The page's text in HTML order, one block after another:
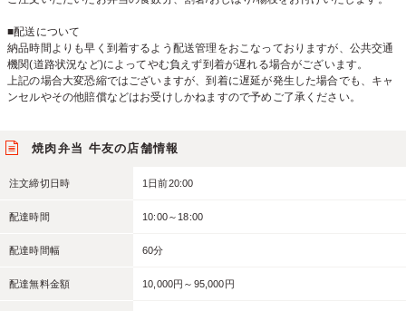
■配送について
納品時間よりも早く到着するよう配送管理をおこなっておりますが、公共交通
機関(道路状況など)によってやむ負えず到着が遅れる場合がございます。
上記の場合大変恐縮ではございますが、到着に遅延が発生した場合でも、キャ
ンセルやその他賠償などはお受けしかねますので予めご了承ください。
焼肉弁当 牛友の店舗情報
注文締切日時 1日前20:00
配達時間 10:00～18:00
配達時間幅 60分
配達無料金額 10,000円～95,000円